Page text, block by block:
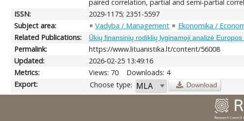
paired correlation, partial and semi-partial
ISSN:
2029-1175; 2351-5597
Subject area:
Vadyba / Management
Ekonomika /
Related Publications:
Ūkių finansinių rodiklių lyginamoji analizė
Permalink:
https://www.lituanistika.lt/content/56008
Updated:
2026-02-25 13:49:16
Metrics:
Views: 70
Downloads: 4
Export:
Choose type: Download